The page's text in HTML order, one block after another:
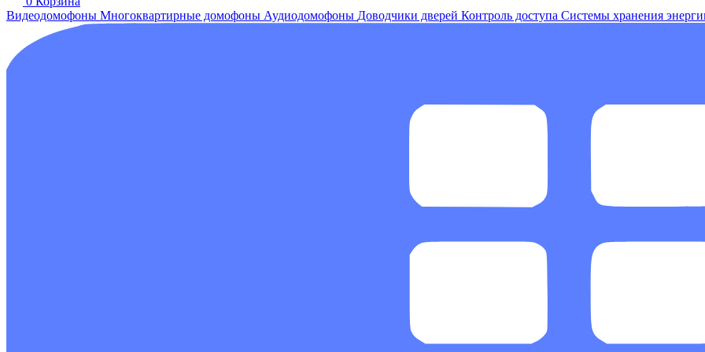
Видеодомофоны Многоквартирные домофоны Аудиодомофоны Доводчики дверей Контроль доступа Системы хранения